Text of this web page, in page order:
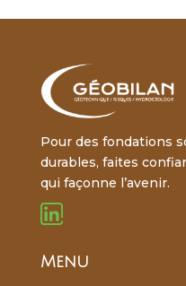
Pour des fondations
durables, faites
qui façonne l’avenir.
Menu